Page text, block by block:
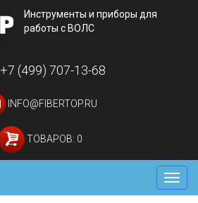
Инструменты и приборы для
работы с ВОЛС
+7 (499) 707-13-68
INFO@FIBERTOP.RU
ТОВАРОВ: 0
Меню